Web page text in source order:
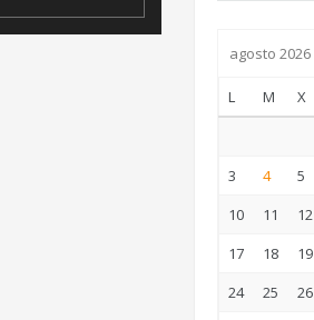
agosto 2026
L M X
3
4 5
10
11 12
17
18 19
24
25 26